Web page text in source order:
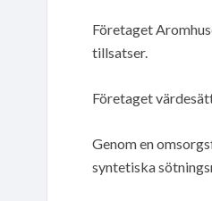
Företaget
tillsatser.
Företaget
Genom en
syntetiska